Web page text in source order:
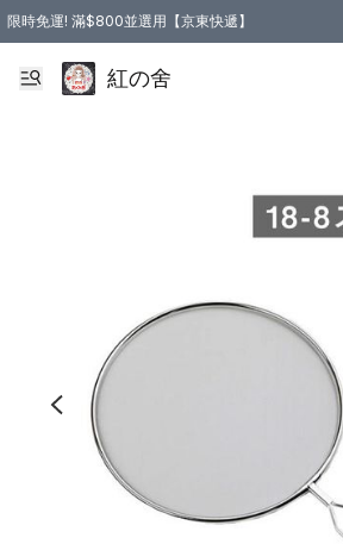
限時免運! 滿$800並選用【京東快遞】
紅の舍